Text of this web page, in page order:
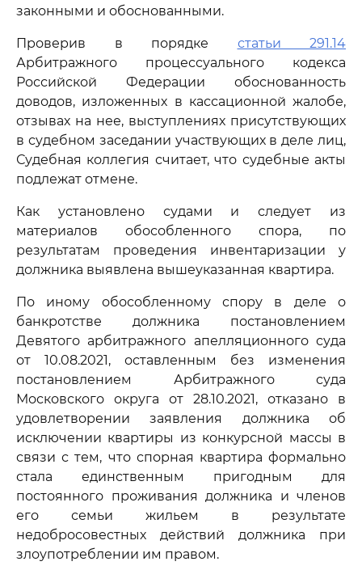
законными и обоснованными.
Проверив в порядке статьи 291.14
Арбитражного процессуального кодекса
Российской Федерации обоснованность
доводов, изложенных в кассационной жалобе,
отзывах на нее, выступлениях присутствующих
в судебном заседании участвующих в деле лиц,
Судебная коллегия считает, что судебные акты
подлежат отмене.
Как установлено судами и следует из
материалов обособленного спора, по
результатам проведения инвентаризации у
должника выявлена вышеуказанная квартира.
По иному обособленному спору в деле о
банкротстве должника постановлением
Девятого арбитражного апелляционного суда
от 10.08.2021, оставленным без изменения
постановлением Арбитражного суда
Московского округа от 28.10.2021, отказано в
удовлетворении заявления должника об
исключении квартиры из конкурсной массы в
связи с тем, что спорная квартира формально
стала единственным пригодным для
постоянного проживания должника и членов
его семьи жильем в результате
недобросовестных действий должника при
злоупотреблении им правом.